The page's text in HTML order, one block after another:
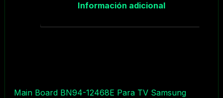
Información adicional
Main Board BN94-12468E Para TV Samsung